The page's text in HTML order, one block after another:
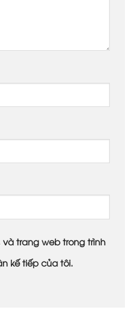
và trang web trong trình
kế tiếp của tôi.